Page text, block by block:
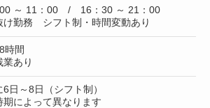
～ 11：00 / 16：30 ～ 21：00
け勤務 シフト制・時間変動あり
時間
あり
6日～8日（シフト制）
によって異なります